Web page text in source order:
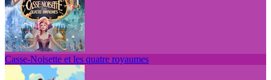
Casse-Noisette et les quatre royaumes